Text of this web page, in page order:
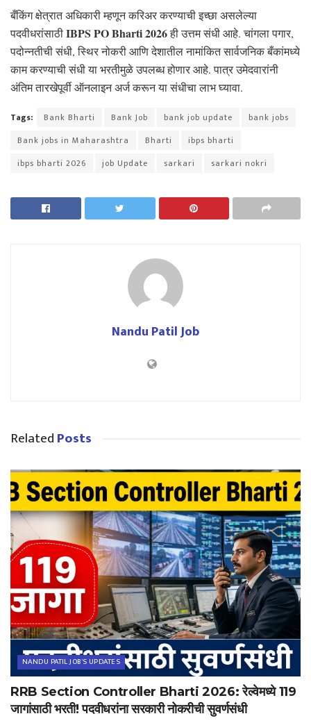
बँकिंग क्षेत्रात अधिकारी म्हणून करिअर करण्याची इच्छा असलेल्या
पदवीधरांसाठीIBPS PO Bharti 2026ही उत्तम संधी आहे. चांगला पगार,
पदोन्नतीची संधी, स्थिर नोकरी आणि देशातील नामांकित सार्वजनिक बँकांमध्ये
काम करण्याची संधी या भरतीमुळे उपलब्ध होणार आहे. पात्र उमेदवारांनी
अंतिम तारखेपूर्वी ऑनलाइन अर्ज करून या संधीचा लाभ घ्यावा.
Tags: Bank Bharti Bank Job bank job update
bank jobs
Bank jobs in Maharashtra
Bharti
ibps bharti
ibps bharti 2026
job Update sarkari sarkari nokri
Nandu Patil Job
RelatedPosts
NANDU PATIL JOB'S UPDATES
RRB Section Controller Bharti 2026: रेल्वेमध्ये 119
जागांसाठी भरती! पदवीधरांना सरकारी नोकरीची सुवर्णसंधी